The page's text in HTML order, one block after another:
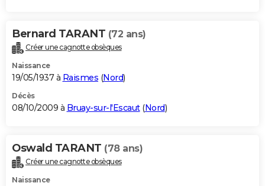
Bernard TARANT (72 ans)
Créer une cagnotte obsèques
Naissance
19/05/1937 à Raismes (Nord)
Décès
08/10/2009 à Bruay-sur-l'Escaut(Nord)
Oswald TARANT (78 ans)
Créer une cagnotte obsèques
Naissance